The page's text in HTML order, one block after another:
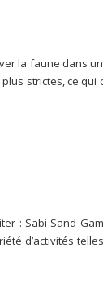
la faune dans
strictes, ce qui
: Sabi Sand
d’activités